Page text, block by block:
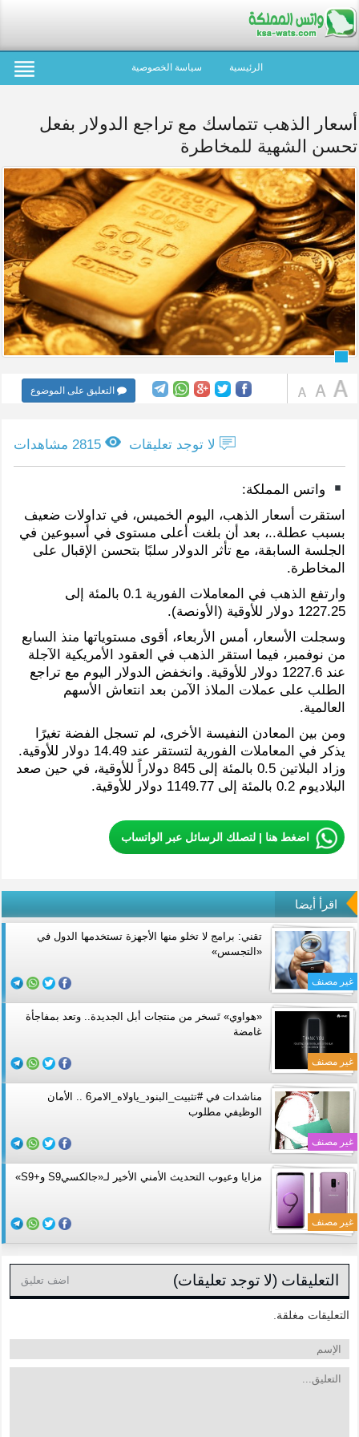
الرئيسية سياسة الخصوصية
أسعار الذهب تتماسك مع تراجع الدولار بفعل
تحسن الشهية للمخاطرة
التعليق على الموضوع
لا توجد تعليقات 2815 مشاهدات
واتس المملكة:
استقرت أسعار الذهب، اليوم الخميس، في تداولات ضعيف
بسبب عطلة..، بعد أن بلغت أعلى مستوى في أسبوعين في
الجلسة السابقة، مع تأثر الدولار سلبًا بتحسن الإقبال على
المخاطرة.
وارتفع الذهب في المعاملات الفورية 0.1 بالمئة إلى
1227.25 دولار للأوقية (الأونصة).
وسجلت الأسعار، أمس الأربعاء، أقوى مستوياتها منذ السابع
من نوفمبر، فيما استقر الذهب في العقود الأمريكية الآجلة
عند 1227.6 دولار للأوقية. وانخفض الدولار اليوم مع تراجع
الطلب على عملات الملاذ الآمن بعد انتعاش الأسهم
العالمية.
ومن بين المعادن النفيسة الأخرى، لم تسجل الفضة تغيرًا
يذكر في المعاملات الفورية لتستقر عند 14.49 دولار للأوقية.
وزاد البلاتين 0.5 بالمئة إلى 845 دولاراً للأوقية، في حين صعد
البلاديوم 0.2 بالمئة إلى 1149.77 دولار للأوقية.
اضغط هنا | لتصلك الرسائل عبر الواتساب
اقرأ أيضا
غير مصنف
تقني: برامج لا تخلو منها الأجهزة تستخدمها الدول في
«التجسس»
غير مصنف
«هواوي» تَسخر من منتجات أبل الجديدة.. وتعد بمفاجأة
غامضة
غير مصنف
مناشدات في #تثبيت_البنود_ياولاه_الامر6 .. الأمان
الوظيفي مطلوب
غير مصنف
مزايا وعيوب التحديث الأمني الأخير لـ«جالكسيS9 و+S9»
التعليقات (لا توجد تعليقات) اضف تعليق
التعليقات مغلقة.